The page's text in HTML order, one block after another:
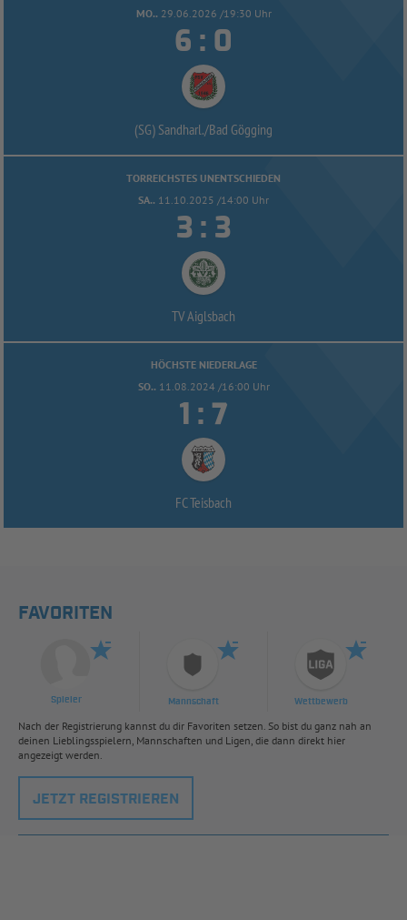
MO.. 29.06.2026 /19:30 Uhr
 : 
(SG) Sandharl./Bad Gögging
TORREICHSTES UNENTSCHIEDEN
SA.. 11.10.2025 /14:00 Uhr
 : 
TV Aiglsbach
HÖCHSTE NIEDERLAGE
SO.. 11.08.2024 /16:00 Uhr
 : 
FC Teisbach
FAVORITEN
Spieler Mannschaft Wettbewerb
Nach der Registrierung kannst du dir Favoriten setzen. So bist du ganz nah an
deinen Lieblingsspielern, Mannschaften und Ligen, die dann direkt hier
angezeigt werden.
JETZT REGISTRIEREN